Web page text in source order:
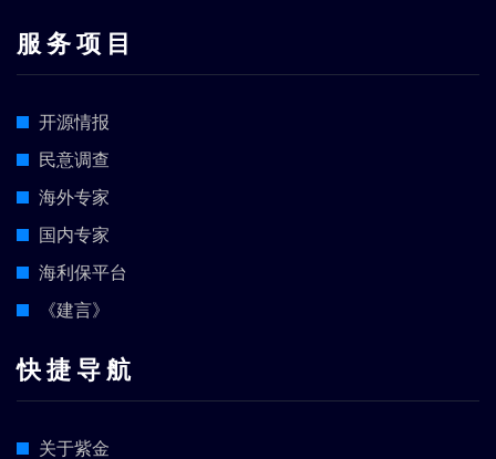
服 务 项 目
开源情报
民意调查
海外专家
国内专家
海利保平台
《建言》
快 捷 导 航
关于紫金